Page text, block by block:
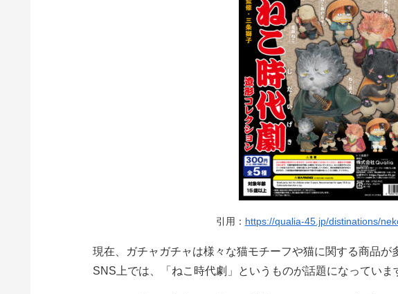
引用： https://qualia-45.jp/distinations/
現在、ガチャガチャは様々な猫モチーフや猫に関する商品が
SNS上では、「ねこ時代劇」というものが話題になっていま